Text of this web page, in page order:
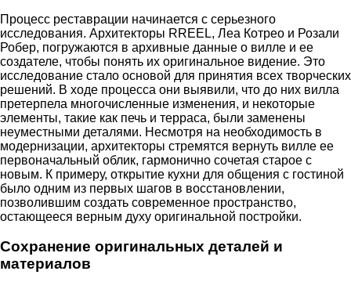
Процесс реставрации начинается с серьезного
исследования. Архитекторы RREEL, Леа Котрео и Розали
Робер, погружаются в архивные данные о вилле и ее
создателе, чтобы понять их оригинальное видение. Это
исследование стало основой для принятия всех творческих
решений. В ходе процесса они выявили, что до них вилла
претерпела многочисленные изменения, и некоторые
элементы, такие как печь и терраса, были заменены
неуместными деталями. Несмотря на необходимость в
модернизации, архитекторы стремятся вернуть вилле ее
первоначальный облик, гармонично сочетая старое с
новым. К примеру, открытие кухни для общения с гостиной
было одним из первых шагов в восстановлении,
позволившим создать современное пространство,
остающееся верным духу оригинальной постройки.
Сохранение оригинальных деталей и
материалов